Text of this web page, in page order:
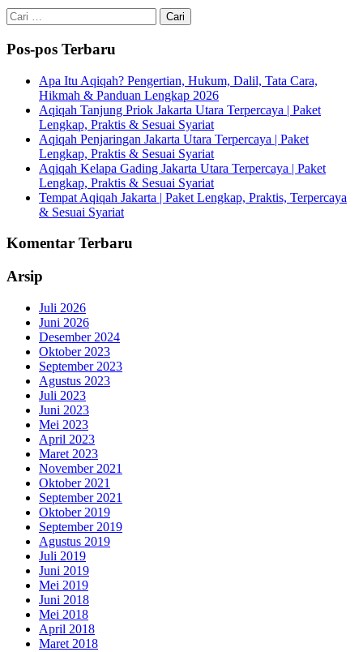
Cari
untuk:
Pos-pos Terbaru
Apa Itu Aqiqah? Pengertian, Hukum, Dalil, Tata Cara,
Hikmah & Panduan Lengkap 2026
Aqiqah Tanjung Priok Jakarta Utara Terpercaya | Paket
Lengkap, Praktis & Sesuai Syariat
Aqiqah Penjaringan Jakarta Utara Terpercaya | Paket
Lengkap, Praktis & Sesuai Syariat
Aqiqah Kelapa Gading Jakarta Utara Terpercaya | Paket
Lengkap, Praktis & Sesuai Syariat
Tempat Aqiqah Jakarta | Paket Lengkap, Praktis, Terpercaya
& Sesuai Syariat
Komentar Terbaru
Arsip
Juli 2026
Juni 2026
Desember 2024
Oktober 2023
September 2023
Agustus 2023
Juli 2023
Juni 2023
Mei 2023
April 2023
Maret 2023
November 2021
Oktober 2021
September 2021
Oktober 2019
September 2019
Agustus 2019
Juli 2019
Juni 2019
Mei 2019
Juni 2018
Mei 2018
April 2018
Maret 2018